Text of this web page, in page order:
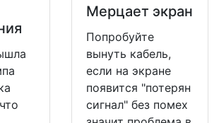
Мерцает экран
Попробуйте
вынуть кабель,
если на экране
появится "потерян
сигнал" без помех